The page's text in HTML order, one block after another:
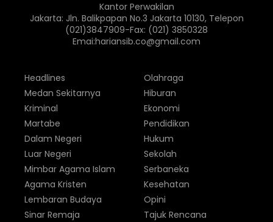
Kantor Perwakilan
Jakarta: Jln. Balikpapan No.3 Jakarta 10130, Telepon
(021)3847909-Fax: (021) 3850328
Emai:hariansib.co@gmail.com
Headlines
Medan Sekitarnya
Kriminal
Martabe
Dalam Negeri
Luar Negeri
Olahraga
Hiburan
Ekonomi
Pendidikan
Hukum
Sekolah
Mimbar Agama Islam
Agama Kristen
Lembaran Budaya
Sinar Remaja
Serbaneka
Kesehatan
Opini
Tajuk Rencana